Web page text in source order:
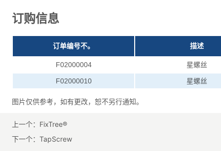
上一个： FixTree®
下一个：TapScrew